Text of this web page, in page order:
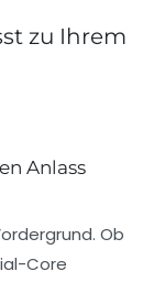
zu Ihrem
Anlass
Ob
Core